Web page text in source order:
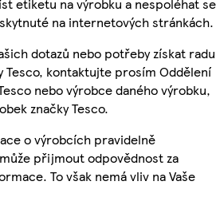
na internetových stránkách.
dotazů nebo potřeby získat radu
Tesco, kontaktujte prosím Oddělení
nebo výrobce daného výrobku,
značky Tesco.
o výrobcích pravidelně
přijmout odpovědnost za
To však nemá vliv na Vaše